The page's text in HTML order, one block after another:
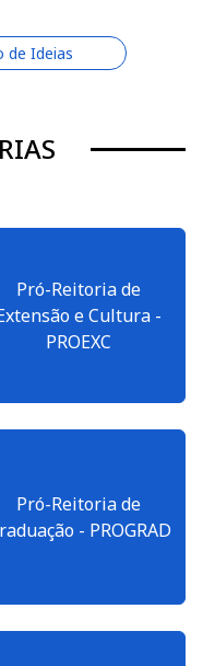
de Ideias
Pró-Reitoria de
e Cultura -
PROEXC
Pró-Reitoria de
- PROGRAD